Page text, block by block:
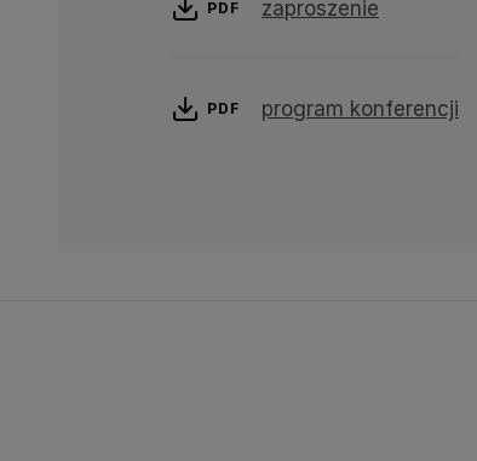
PDF zaproszenie
PDF program konferencji